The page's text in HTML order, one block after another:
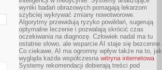
wyniki badań obrazowych pomagają lekarzom
szybciej wykrywać zmiany nowotworowe.
Algorytmy przewidują ryzyko powikłań, sugerują
optymalne leczenie i pozwalają skrócić czas
oczekiwania na diagnozę. Człowiek nadal ma tu
ostatnie słowo, ale wsparcie AI staje się bezcenne.
Co ciekawe, AI ma ogromny wpływ także na to, jak
wygląda każda współczesna witryna internetowa
Systemy rekomendacji dobierają treści pod